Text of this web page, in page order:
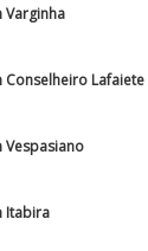
Varginha
Lafaiete
Vespasiano
Itabira